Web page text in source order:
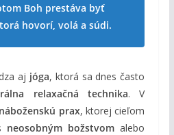
Boh prestáva byť
hovorí, volá a súdi.
aj jóga, ktorá sa dnes často
relaxačná technika. V
náboženskú prax, ktorej cieľom
neosobným božstvom alebo